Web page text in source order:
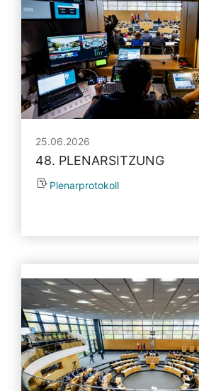
25.06.2026
48. PLENARSITZUNG
Plenarprotokoll